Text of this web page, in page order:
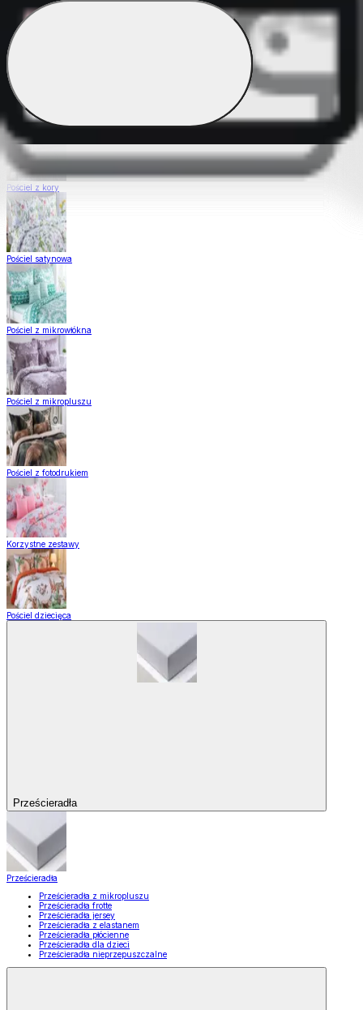
Pościel Dual Feel
Pościel z gładkiej bawełny
Pościel z kory
Pościel satynowa
Pościel z mikrowłókna
Pościel z mikropluszu
Pościel z fotodrukiem
Korzystne zestawy
Pościel dziecięca
Prześcieradła
Prześcieradła
Prześcieradła z mikropluszu
Prześcieradła frotte
Prześcieradła jersey
Prześcieradła z elastanem
Prześcieradła płócienne
Prześcieradła dla dzieci
Prześcieradła nieprzepuszczalne